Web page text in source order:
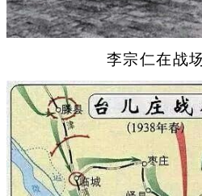
李宗仁在战场